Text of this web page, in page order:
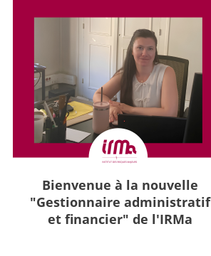
Bienvenue à la nouvelle
"Gestionnaire administratif
et financier" de l'IRMa